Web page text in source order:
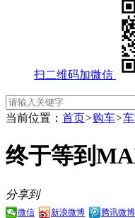
扫二维码加微信
当前位置： 首页>购车>
终于等到
分享到
微信 新浪微博 腾讯微博